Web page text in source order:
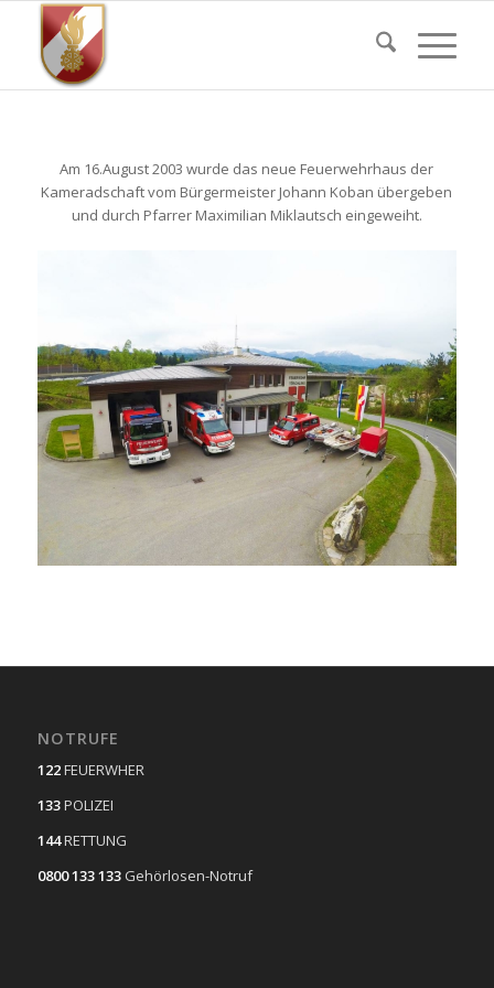
Am 16.August 2003 wurde das neue Feuerwehrhaus der
Kameradschaft vom Bürgermeister Johann Koban übergeben
und durch Pfarrer Maximilian Miklautsch eingeweiht.
NOTRUFE
122FEUERWHER
133POLIZEI
144RETTUNG
0800 133 133 Gehörlosen-Notruf